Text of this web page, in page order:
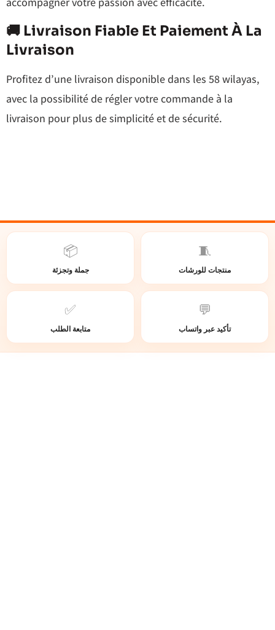
🚚 Livraison Fiable Et Paiement À La
Livraison
Profitez d’une livraison disponible dans les 58 wilayas,
avec la possibilité de régler votre commande à la
livraison pour plus de simplicité et de sécurité.
🧵
منتجات للورشات
📦
جملة وتجزئة
💬
تأكيد عبر واتساب
✅
متابعة الطلب